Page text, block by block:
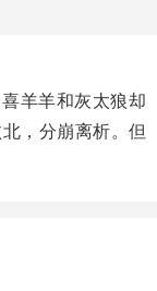
羊羊和灰太狼却
，分崩离析。但